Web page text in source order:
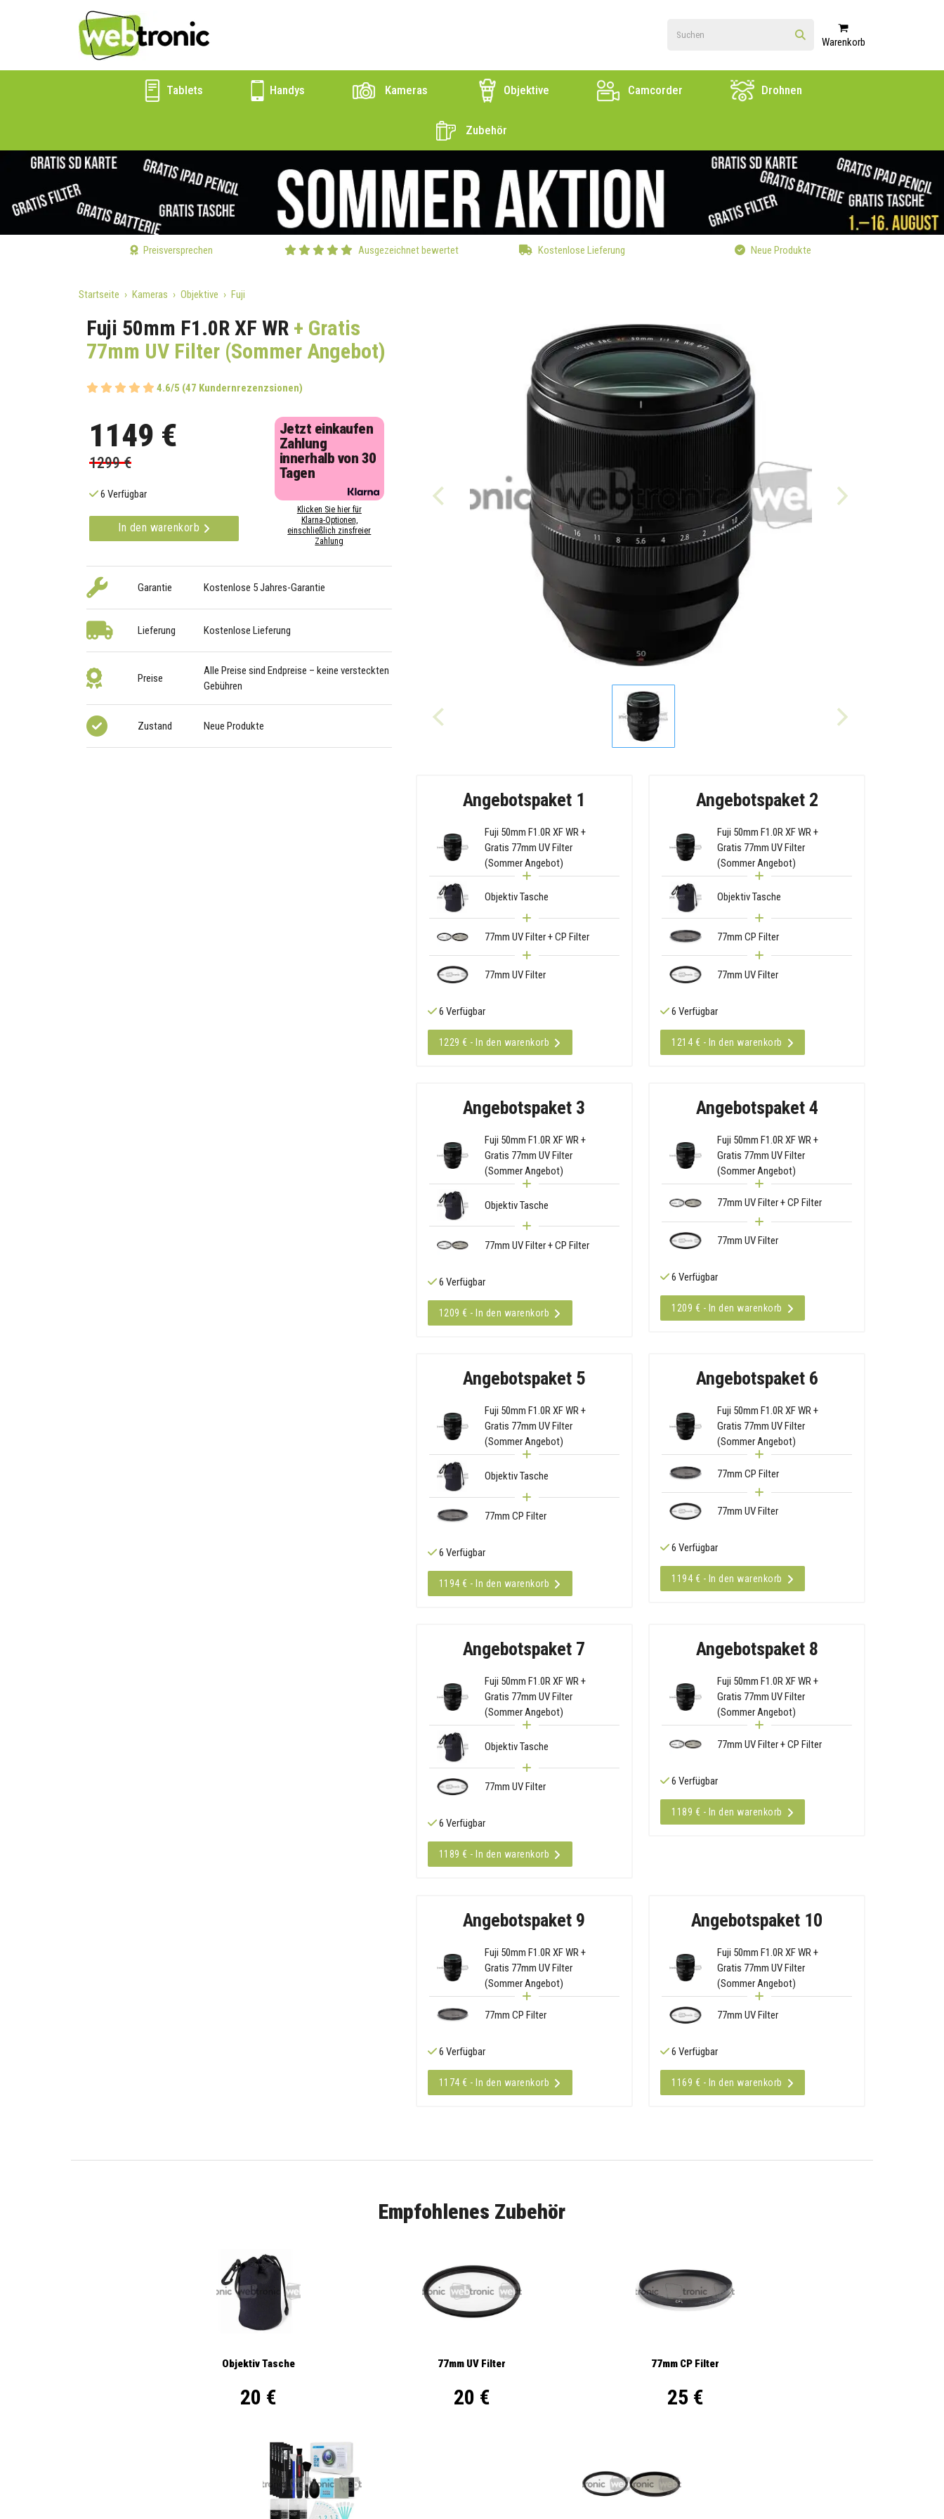
Warenkorb
Tablets Handys Kameras Objektive Camcorder Drohnen
Zubehör
Preisversprechen Ausgezeichnet bewertet Kostenlose Lieferung Neue Produkte
Startseite Kameras Objektive Fuji
Fuji 50mm F1.0R XF WR + Gratis
77mm UV Filter (Sommer Angebot)
4.6/5 (47 Kundernrezenzsionen)
1149 €
1299 €
6 Verfügbar
In den warenkorb
Jetzt einkaufen
Zahlung
innerhalb von 30
Tagen
Klicken Sie hier für
Klarna-Optionen,
einschließlich zinsfreier
Zahlung
Garantie Kostenlose 5 Jahres-Garantie
Lieferung Kostenlose Lieferung
Preise
Alle Preise sind Endpreise – keine versteckten
Gebühren
Zustand Neue Produkte
Angebotspaket 1
Fuji 50mm F1.0R XF WR +
Gratis 77mm UV Filter
(Sommer Angebot)
Objektiv Tasche
77mm UV Filter + CP Filter
77mm UV Filter
6 Verfügbar
1229 € - In den warenkorb
Angebotspaket 2
Fuji 50mm F1.0R XF WR +
Gratis 77mm UV Filter
(Sommer Angebot)
Objektiv Tasche
77mm CP Filter
77mm UV Filter
6 Verfügbar
1214 € - In den warenkorb
Angebotspaket 3
Fuji 50mm F1.0R XF WR +
Gratis 77mm UV Filter
(Sommer Angebot)
Objektiv Tasche
77mm UV Filter + CP Filter
6 Verfügbar
1209 € - In den warenkorb
Angebotspaket 4
Fuji 50mm F1.0R XF WR +
Gratis 77mm UV Filter
(Sommer Angebot)
77mm UV Filter + CP Filter
77mm UV Filter
6 Verfügbar
1209 € - In den warenkorb
Angebotspaket 5
Fuji 50mm F1.0R XF WR +
Gratis 77mm UV Filter
(Sommer Angebot)
Objektiv Tasche
77mm CP Filter
6 Verfügbar
1194 € - In den warenkorb
Angebotspaket 6
Fuji 50mm F1.0R XF WR +
Gratis 77mm UV Filter
(Sommer Angebot)
77mm CP Filter
77mm UV Filter
6 Verfügbar
1194 € - In den warenkorb
Angebotspaket 7
Fuji 50mm F1.0R XF WR +
Gratis 77mm UV Filter
(Sommer Angebot)
Objektiv Tasche
77mm UV Filter
6 Verfügbar
1189 € - In den warenkorb
Angebotspaket 8
Fuji 50mm F1.0R XF WR +
Gratis 77mm UV Filter
(Sommer Angebot)
77mm UV Filter + CP Filter
6 Verfügbar
1189 € - In den warenkorb
Angebotspaket 9
Fuji 50mm F1.0R XF WR +
Gratis 77mm UV Filter
(Sommer Angebot)
77mm CP Filter
6 Verfügbar
1174 € - In den warenkorb
Angebotspaket 10
Fuji 50mm F1.0R XF WR +
Gratis 77mm UV Filter
(Sommer Angebot)
77mm UV Filter
6 Verfügbar
1169 € - In den warenkorb
Empfohlenes Zubehör
Objektiv Tasche
20 €
77mm UV Filter
20 €
77mm CP Filter
25 €